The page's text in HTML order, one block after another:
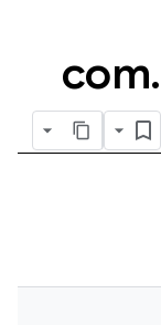
com.